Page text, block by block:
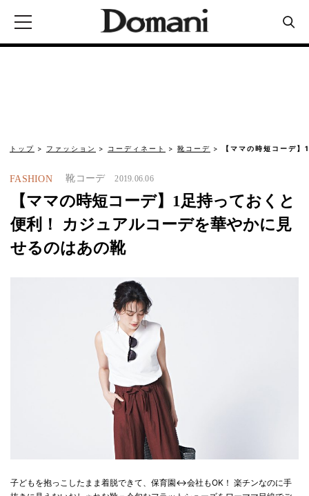
トップ ファッション コーディネート 靴コーデ 【ママの時短コーデ
FASHION 靴コーデ 2019.06.06
【ママの時短コーデ】1足持っておくと
便利！ カジュアルコーデを華やかに見
せるのはあの靴
子どもを抱っこしたまま着脱できて、保育園↔︎会社もOK！ 楽チンなのに手